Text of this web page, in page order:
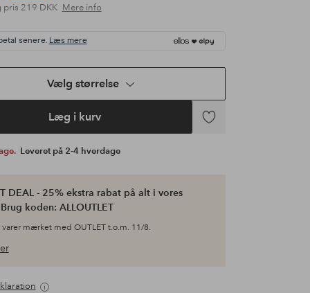
pris 219 DKK Mere info
senere. Læs mere
Vælg størrelse
Læg i kurv
Tilføj
Leveret på 2-4 hverdage
DEAL - 25% ekstra rabat på alt i vores
koden: ALLOUTLET
mærket med OUTLET t.o.m. 11/8.